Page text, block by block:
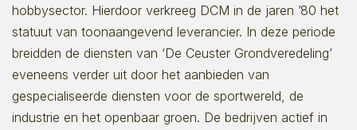
hobbysector. Hierdoor verkreeg DCM in de jaren ’80 het
statuut van toonaangevend leverancier. In deze periode
breidden de diensten van ‘De Ceuster Grondveredeling’
eveneens verder uit door het aanbieden van
gespecialiseerde diensten voor de sportwereld, de
industrie en het openbaar groen. De bedrijven actief in